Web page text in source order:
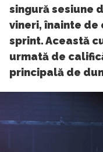
singură sesiune
vineri, înainte
sprint. Această
urmată de
principală de